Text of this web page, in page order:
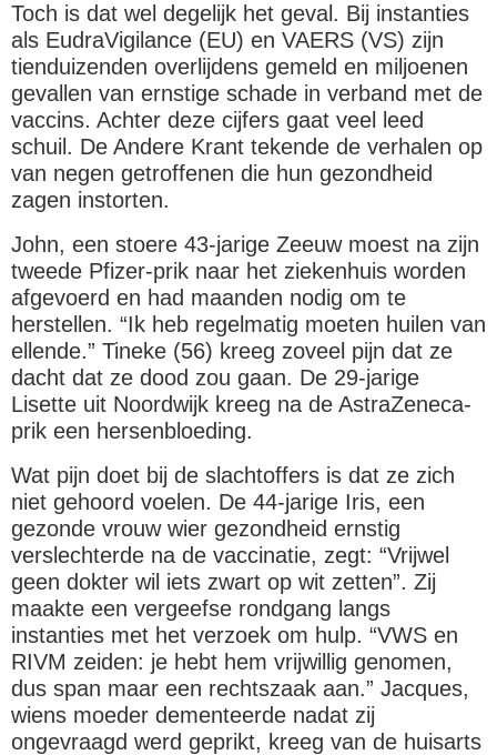
Toch is dat wel degelijk het geval. Bij instanties
als EudraVigilance (EU) en VAERS (VS) zijn
tienduizenden overlijdens gemeld en miljoenen
gevallen van ernstige schade in verband met de
vaccins. Achter deze cijfers gaat veel leed
schuil. De Andere Krant tekende de verhalen op
van negen getroffenen die hun gezondheid
zagen instorten.
John, een stoere 43-jarige Zeeuw moest na zijn
tweede Pfizer-prik naar het ziekenhuis worden
afgevoerd en had maanden nodig om te
herstellen. “Ik heb regelmatig moeten huilen van
ellende.” Tineke (56) kreeg zoveel pijn dat ze
dacht dat ze dood zou gaan. De 29-jarige
Lisette uit Noordwijk kreeg na de AstraZeneca-
prik een hersenbloeding.
Wat pijn doet bij de slachtoffers is dat ze zich
niet gehoord voelen. De 44-jarige Iris, een
gezonde vrouw wier gezondheid ernstig
verslechterde na de vaccinatie, zegt: “Vrijwel
geen dokter wil iets zwart op wit zetten”. Zij
maakte een vergeefse rondgang langs
instanties met het verzoek om hulp. “VWS en
RIVM zeiden: je hebt hem vrijwillig genomen,
dus span maar een rechtszaak aan.” Jacques,
wiens moeder dementeerde nadat zij
ongevraagd werd geprikt, kreeg van de huisarts